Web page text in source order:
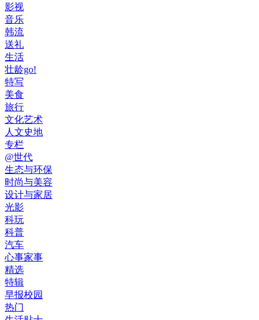
影视
音乐
韩流
送礼
生活
壮龄go!
特写
美食
旅行
文化艺术
人文史地
专栏
@世代
生态与环保
时尚与美容
设计与家居
光影
科玩
科普
汽车
心事家事
精选
特辑
早报校园
热门